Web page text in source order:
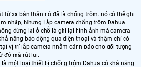
từ xa bản thân nó đã là chống trộm. nó có thể ghi
nhập, Nhưng Lắp camera chống trộm Dahua
dừng lại ở chỗ là ghi lại hình ảnh mà camera
năng báo động qua điện thoại và thậm chí có
vị trí lắp camera nhằm cảnh báo cho đối tượng
đó mà rút lui.
một loại thiết bị chống trộm Dahua có khả năng